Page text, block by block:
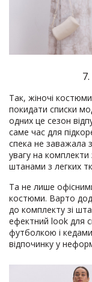
Так, жіночі
покидати списки
одних це сезон
саме час для
спека не заважала
увагу на
штанами з легких
Та не лише
костюми. Варто
до комплекту зі
ефектний look для
футболкою і
відпочинку у